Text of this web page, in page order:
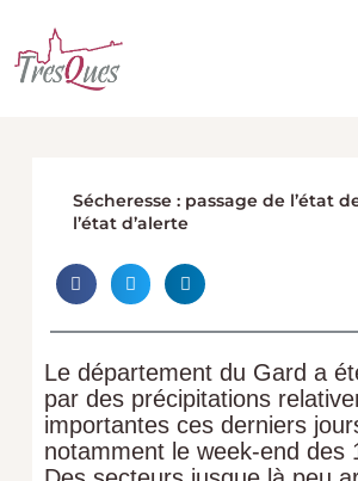
contenu
Sécheresse : passage de l’état
l’état d’alerte
Le département du Gard a
par des précipitations
importantes ces derniers
notamment le week-end des